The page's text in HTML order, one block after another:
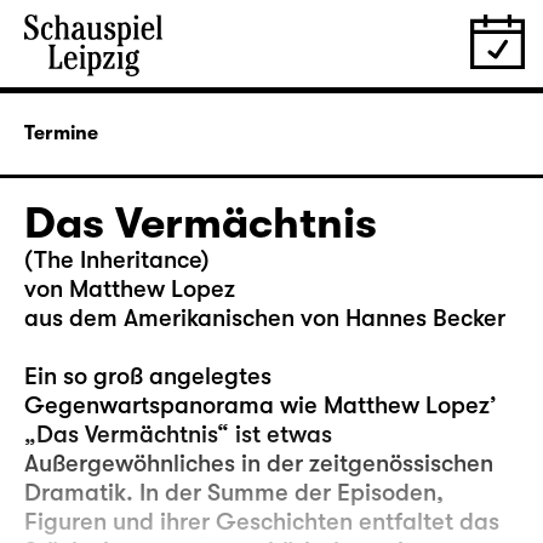
Termine
Das Vermächtnis
(The Inheritance)
von Matthew Lopez
aus dem Amerikanischen von Hannes Becker
Ein so groß angelegtes
Gegenwartspanorama wie Matthew Lopez’
„Das Vermächtnis“ ist etwas
Außergewöhnliches in der zeitgenössischen
Dramatik. In der Summe der Episoden,
Figuren und ihrer Geschichten entfaltet das